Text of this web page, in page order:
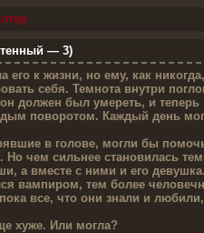
— 3)
его к жизни, но ему, как никогда,
себя. Темнота внутри
должен был умереть, и теперь
поворотом. Каждый день мог
в голове, могли бы
чем сильнее становилась
а вместе с ними и его
вампиром, тем более
все, что они знали и
хуже. Или могла?